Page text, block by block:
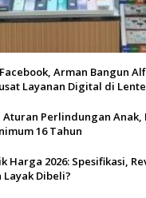
Arman Bangun
Layanan Digital di
Perlindungan Anak,
16 Tahun
Harga 2026: Spesifikasi,
Layak Dibeli?